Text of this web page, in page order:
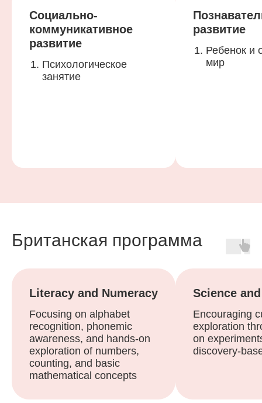
Социально-
коммуникативное
развитие
Психологическое
занятие
развитие
Ребенок и
мир
Британская программа
Literacy and Numeracy
Focusing on alphabet
recognition, phonemic
awareness, and hands-on
exploration of numbers,
counting, and basic
mathematical concepts
Science
Encouraging
exploration
on
discovery-